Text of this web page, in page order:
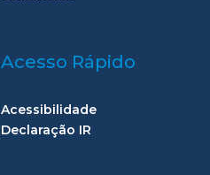
Acesso Rápido
Acessibilidade
Declaração IR